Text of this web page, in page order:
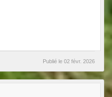
Publié le 02 févr. 2026